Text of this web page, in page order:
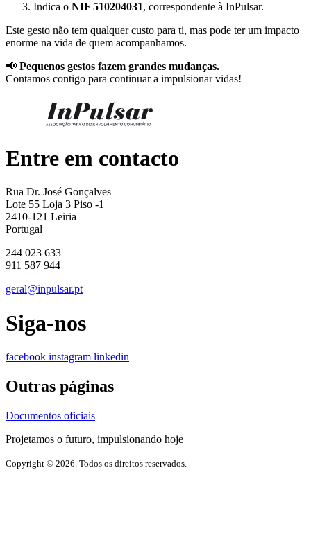
Indica o NIF 510204031, correspondente à InPulsar.
Este gesto não tem qualquer custo para ti, mas pode ter um impacto
enorme na vida de quem acompanhamos.
📢 Pequenos gestos fazem grandes mudanças.
Contamos contigo para continuar a impulsionar vidas!
Entre em contacto
Rua Dr. José Gonçalves
Lote 55 Loja 3 Piso -1
2410-121 Leiria
Portugal
244 023 633
911 587 944
geral@inpulsar.pt
Siga-nos
facebook instagram linkedin
Outras páginas
Documentos oficiais
Projetamos o futuro, impulsionando hoje
Copyright © 2026. Todos os direitos reservados.